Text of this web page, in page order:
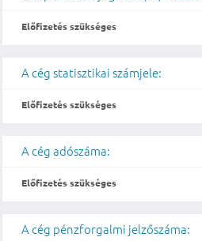
Előfizetés szükséges
A cég statisztikai számjele:
Előfizetés szükséges
A cég adószáma:
Előfizetés szükséges
A cég pénzforgalmi jelzőszáma: